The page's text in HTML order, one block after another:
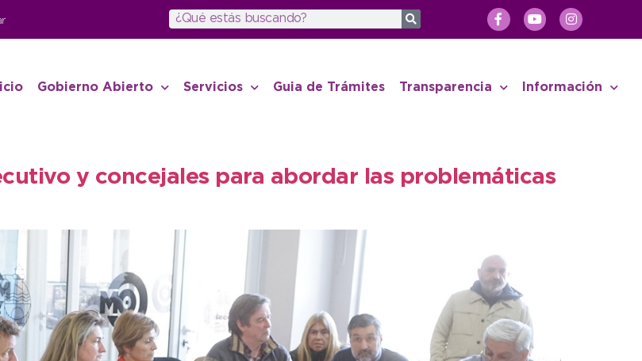
Gobierno Abierto Servicios Guia de Trámites Transparencia Información
y concejales para abordar las problemáticas